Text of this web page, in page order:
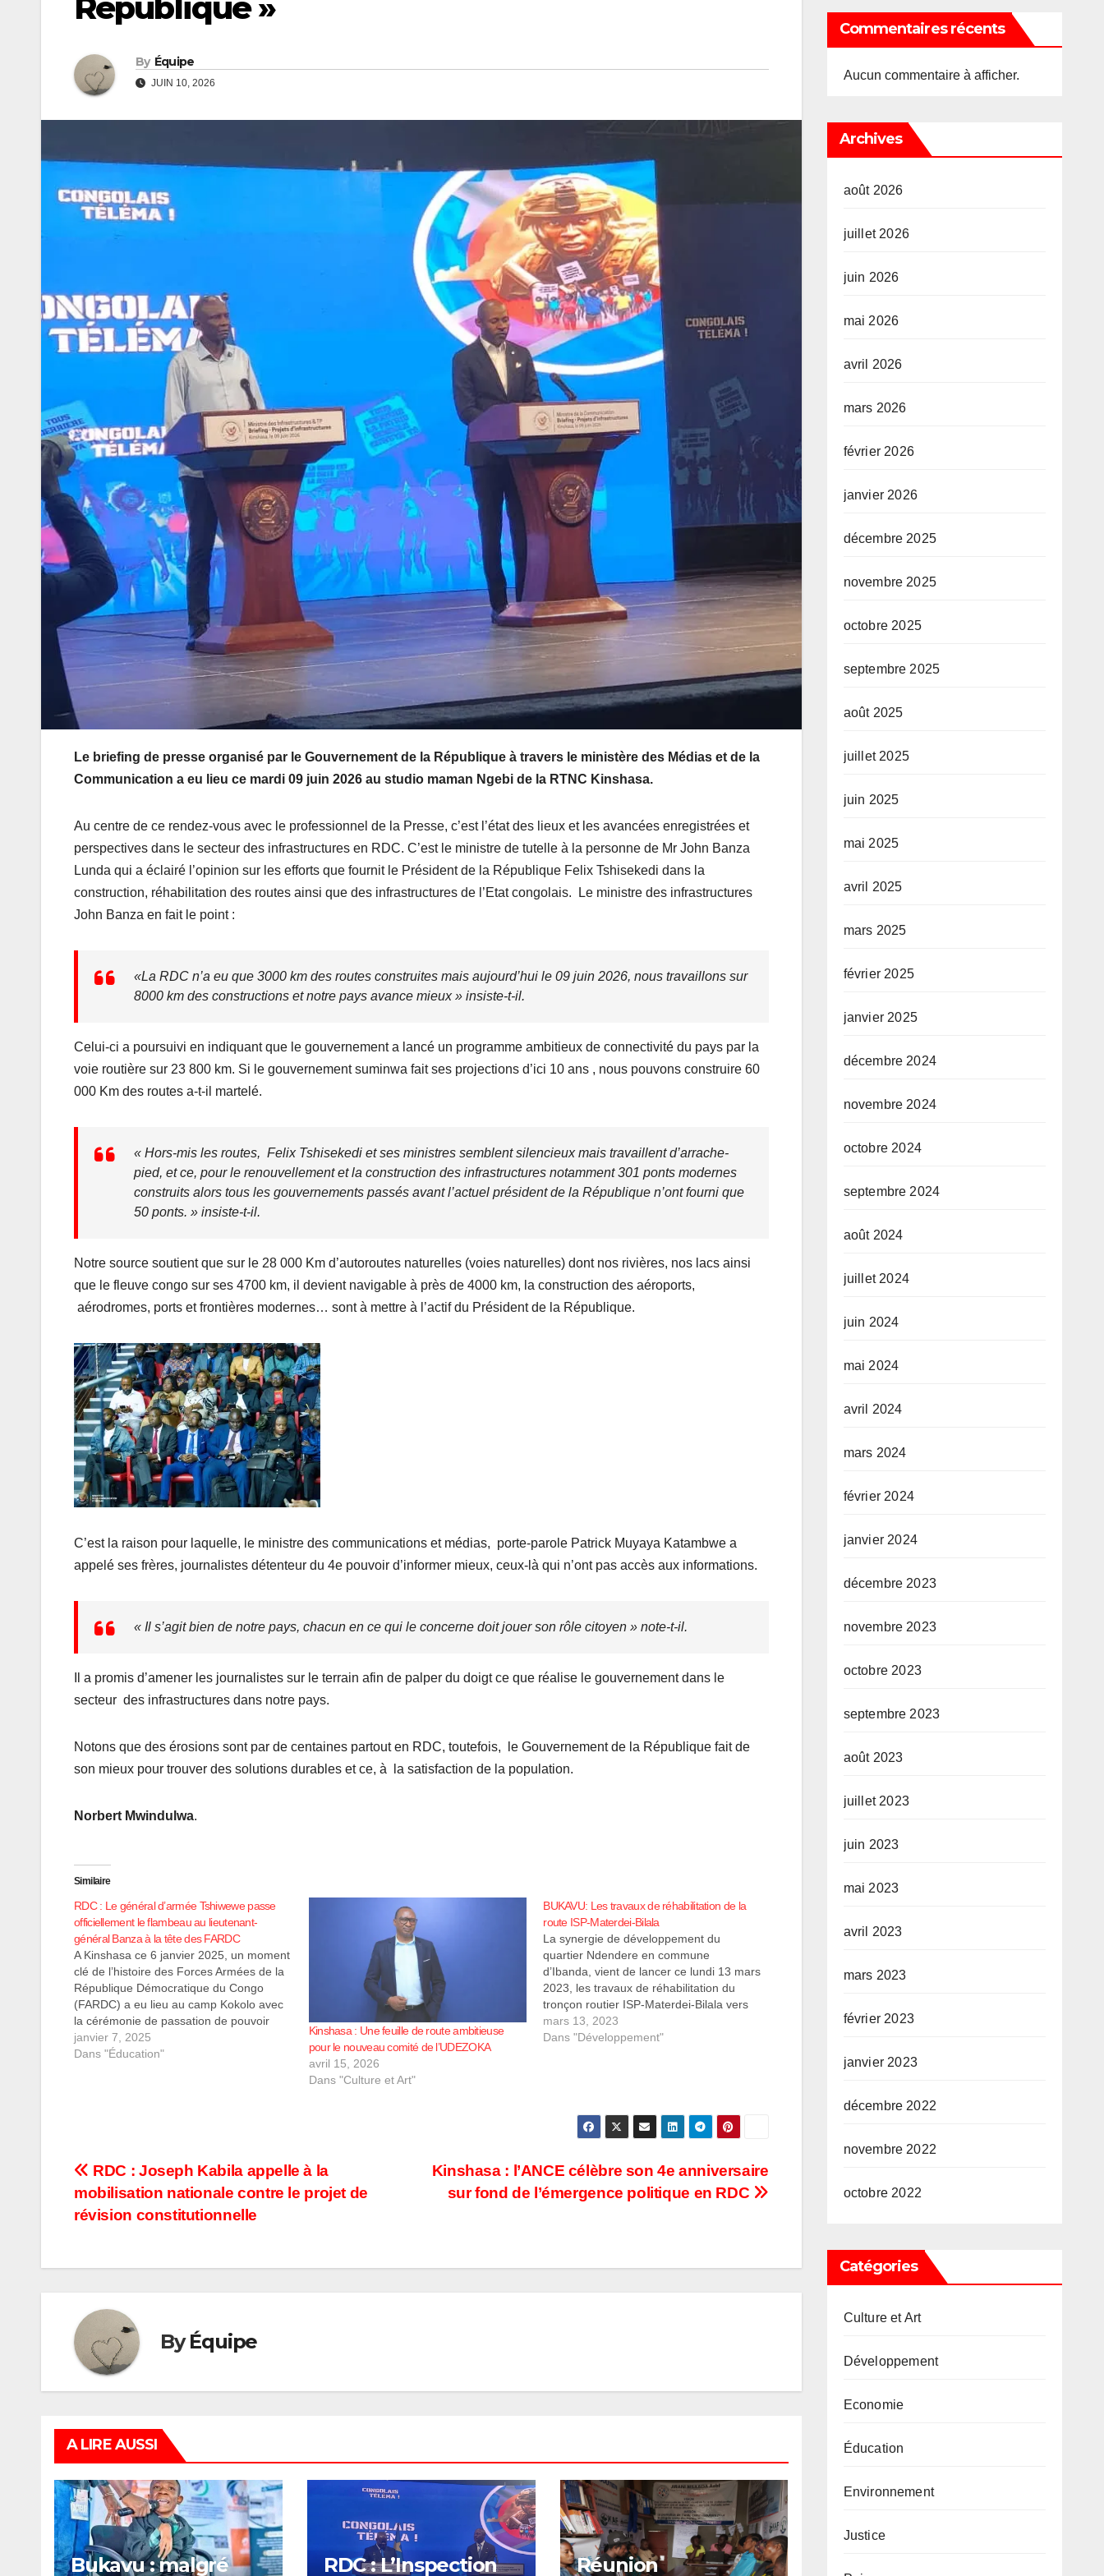
République »
By Équipe
JUIN 10, 2026
Le briefing de presse organisé par le Gouvernement de a République à travers le ministère des Médias et de la
Communication a eu lieu ce mardi 09 juin 2026 au studio maman Ngebi de la RTNC Kinshasa.
Au centre de ce rendez-vous avec le professionnel de la Presse, c’est l’état des lieux et les avancées enregistrées et
perspectives dans le secteur des infrastructures en RDC. C’est le ministre de tutelle à la personne de Mr John Banza
Lunda qui a éclairé l’opinion sur les efforts que fournit le Président de la République Felix Tshisekedi dans la
construction, réhabilitation des routes ainsi que des infrastructures de l’Etat congolais. Le ministre des infrastructures
John Banza en fait le point :
«La RDC n’a eu que 3000 km des routes construites mais aujourd’hui le 09 juin 2026, nous travaillons sur
8000 km des constructions et notre pays avance mieux » insiste-t-il.
Celui-ci a poursuivi en indiquant que le gouvernement a lancé un programme ambitieux de connectivité du pays par la
voie routière sur 23 800 km. Si le gouvernement suminwa fait ses projections d’ici 10 ans , nous pouvons construire 60
000 Km des routes a-t-il martelé.
« Hors-mis les routes, Felix Tshisekedi et ses ministres semblent silencieux mais travaillent d’arrache-
pied, et ce, pour le renouvellement et la construction des infrastructures notamment 301 ponts modernes
construits alors tous les gouvernements passés avant l’actuel président de la République n’ont fourni que
50 ponts. » insiste-t-il.
Notre source soutient que sur le 28 000 Km d’autoroutes naturelles (voies naturelles) dont nos rivières, nos lacs ainsi
que le fleuve congo sur ses 4700 km, il devient navigable à près de 4000 km, la construction des aéroports,
aérodromes, ports et frontières modernes… sont à mettre à l’actif du Président de la République.
C’est la raison pour laquelle, le ministre des communications et médias, porte-parole Patrick Muyaya Katambwe a
appelé ses frères, journalistes détenteur du 4e pouvoir d’informer mieux, ceux-là qui n’ont pas accès aux informations.
« Il s’agit bien de notre pays, chacun en ce qui le concerne doit jouer son rôle citoyen » note-t-il.
Il a promis d’amener les journalistes sur le terrain afin de palper du doigt ce que réalise le gouvernement dans le
secteur des infrastructures dans notre pays.
Notons que des érosions sont par de centaines partout en RDC, toutefois, le Gouvernement de la République fait de
son mieux pour trouver des solutions durables et ce, à la satisfaction de la population.
Norbert Mwindulwa.
Similaire
RDC : Le général d’armée Tshiwewe passe
officiellement le flambeau au lieutenant-
général Banza à la tête des FARDC
A Kinshasa ce 6 janvier 2025, un moment
clé de l’histoire des Forces Armées de la
République Démocratique du Congo
(FARDC) a eu lieu au camp Kokolo avec
la cérémonie de passation de pouvoir
entre le général d'armée Tshiwewe et le
lieutenant-général Banza. Ce dernier
janvier 7, 2025
Dans "Éducation"
Kinshasa : Une feuille de route ambitieuse
pour le nouveau comité de l’UDEZOKA
avril 15, 2026
Dans "Culture et Art"
BUKAVU: Les travaux de réhabilitation de la
route ISP-Materdei-Bilala
La synergie de développement du
quartier Ndendere en commune
d’Ibanda, vient de lancer ce lundi 13 mars
2023, les travaux de réhabilitation du
tronçon routier ISP-Materdei-Bilala vers
quartier latin. Le ministre provincial des
infrastructures, Placide Wenda qui a
mars 13, 2023
Dans "Développement"
Navigation
de
Kinshasa : l’ANCE célèbre son 4e anniversaire
sur fond de l’émergence politique en RDC
RDC : Joseph Kabila appelle à la
mobilisation nationale contre le projet de
révision constitutionnelle
ByÉquipe
A LIRE AUSSI
Bukavu : malgré
RDC : L’Inspection
Réunion
Commentaires récents
Aucun commentaire à afficher.
Archives
août 2026
juillet 2026
juin 2026
mai 2026
avril 2026
mars 2026
février 2026
janvier 2026
décembre 2025
novembre 2025
octobre 2025
septembre 2025
août 2025
juillet 2025
juin 2025
mai 2025
avril 2025
mars 2025
février 2025
janvier 2025
décembre 2024
novembre 2024
octobre 2024
septembre 2024
août 2024
juillet 2024
juin 2024
mai 2024
avril 2024
mars 2024
février 2024
janvier 2024
décembre 2023
novembre 2023
octobre 2023
septembre 2023
août 2023
juillet 2023
juin 2023
mai 2023
avril 2023
mars 2023
février 2023
janvier 2023
décembre 2022
novembre 2022
octobre 2022
Catégories
Culture et Art
Développement
Economie
Éducation
Environnement
Justice